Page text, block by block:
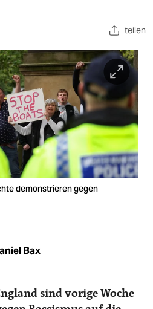
teilen
demonstrieren gegen
Bax
sind vorige Woche